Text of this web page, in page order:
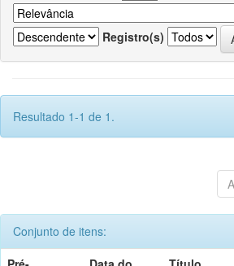
Registro(s)
Resultado 1-1 de 1.
Conjunto de itens: